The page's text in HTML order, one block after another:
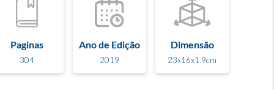
Paginas
304
Ano de Edição
2019
Dimensão
23x16x1.9cm